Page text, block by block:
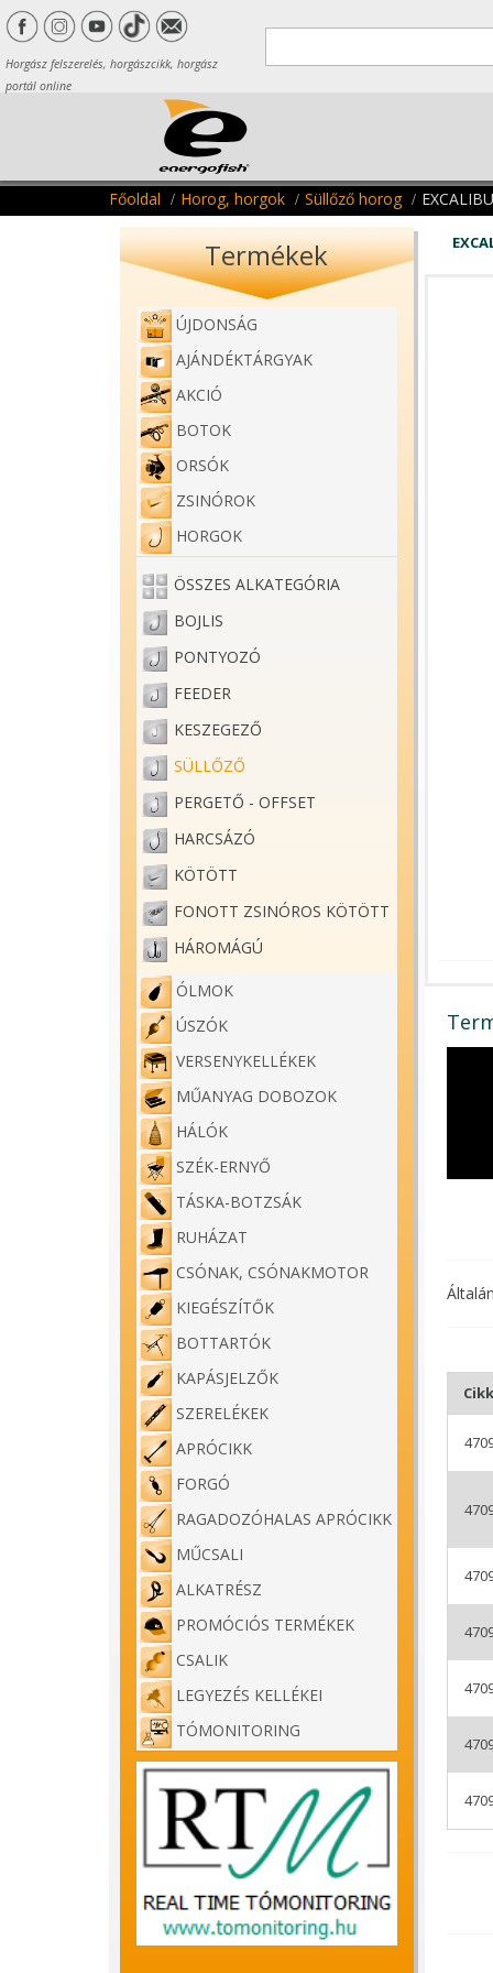
Horgász felszerelés, horgászcikk, horgász
portál online
Főoldal Horog, horgok Süllőző horog
Termékek
ÚJDONSÁG
AJÁNDÉKTÁRGYAK
AKCIÓ
BOTOK
ORSÓK
ZSINÓROK
HORGOK
ÖSSZES ALKATEGÓRIA
BOJLIS
PONTYOZÓ
FEEDER
KESZEGEZŐ
SÜLLŐZŐ
PERGETŐ - OFFSET
HARCSÁZÓ
KÖTÖTT
FONOTT ZSINÓROS KÖTÖTT
HÁROMÁGÚ
ÓLMOK
ÚSZÓK
VERSENYKELLÉKEK
MŰANYAG DOBOZOK
HÁLÓK
SZÉK-ERNYŐ
TÁSKA-BOTZSÁK
RUHÁZAT
CSÓNAK, CSÓNAKMOTOR
KIEGÉSZÍTŐK
BOTTARTÓK
KAPÁSJELZŐK
SZERELÉKEK
APRÓCIKK
FORGÓ
RAGADOZÓHALAS APRÓCIKK
MŰCSALI
ALKATRÉSZ
PROMÓCIÓS TERMÉKEK
CSALIK
LEGYEZÉS KELLÉKEI
TÓMONITORING